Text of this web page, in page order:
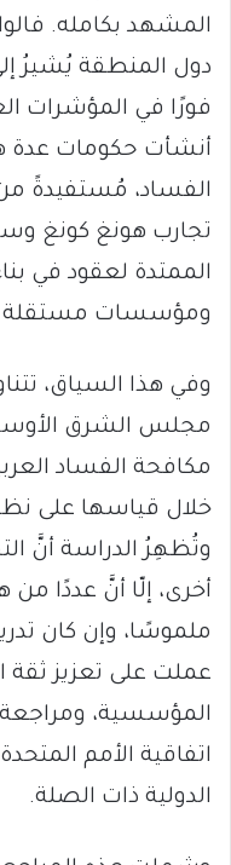
المشهد بكامله.
دول المنطقة يُشيرُ
فورًا في المؤشرات
أنشأت حكومات
الفساد، مُستفيدةً
تجارب هونغ كونغ
الممتدة لعقود في
ومؤسسات مستقلة
وفي هذا السياق،
مجلس الشرق الأوسط
مكافحة الفساد
خلال قياسها على
وتُظهِرُ الدراسة أنَّ
أخرى، إلّا أنَّ عددًا من
ملموسًا، وإن كان
عملت على تعزيز ثقة
المؤسسية، ومراجعة
اتفاقية الأمم
الدولية ذات الصلة.